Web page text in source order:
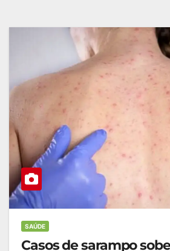
SAÚDE
Casos de sarampo